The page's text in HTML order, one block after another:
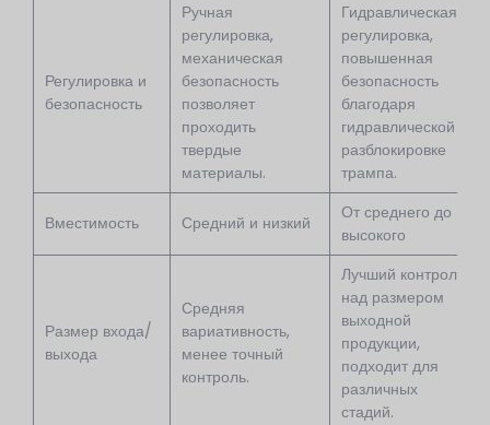
Регулировка и
безопасность
Ручная
регулировка,
механическая
безопасность
позволяет
проходить
твердые
материалы.
Гидравлическая
регулировка,
повышенная
безопасность
благодаря
гидравлической
разблокировке
трампа.
Вместимость Средний и низкий
От среднего до
высокого
Размер входа/
выхода
Средняя
вариативность,
менее точный
контроль.
Лучший контроль
над размером
выходной
продукции,
подходит для
различных
стадий.